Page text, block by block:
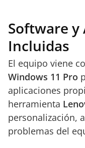
Software y
Incluidas
El equipo viene
Windows 11 Pro
aplicaciones
herramienta
personalización,
problemas del